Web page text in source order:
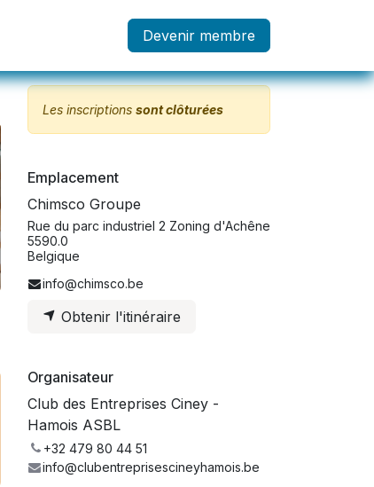
Devenir membre
Les inscriptions sont clôturées
Emplacement
Chimsco Groupe
Rue du parc industriel 2 Zoning d'Achêne
5590.0
Belgique
info@chimsco.be
Obtenir l'itinéraire
Organisateur
Club des Entreprises Ciney -
Hamois ASBL
+32 479 80 44 51
info@clubentreprisescineyhamois.be